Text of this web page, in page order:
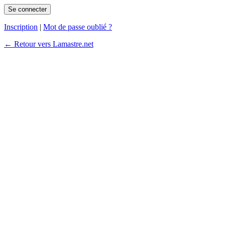
Inscription | Mot de passe oublié ?
← Retour vers Lamastre.net